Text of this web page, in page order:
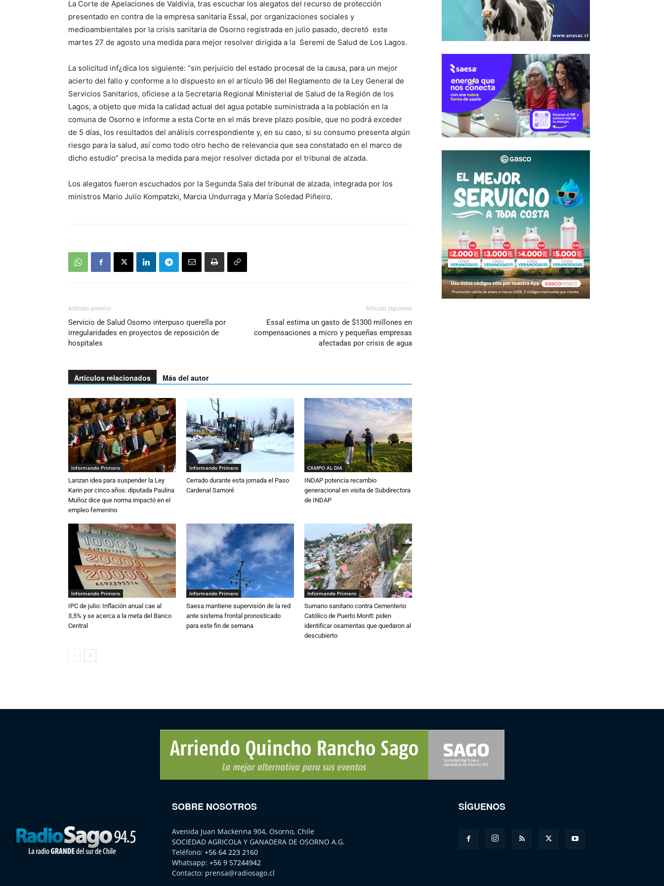
La Corte de Apelaciones de Valdivia, tras escuchar los alegatos del recurso de protección
presentado en contra de la empresa sanitaria Essal, por organizaciones sociales y
medioambientales por la crisis sanitaria de Osorno registrada en julio pasado, decretó este
martes 27 de agosto una medida para mejor resolver dirigida a la Seremi de Salud de Los Lagos.
La solicitud inf¿dica los siguiente: “sin perjuicio del estado procesal de la causa, para un mejor
acierto del fallo y conforme a lo dispuesto en el artículo 96 del Reglamento de la Ley General de
Servicios Sanitarios, ofíciese a la Secretaria Regional Ministerial de Salud de la Región de los
Lagos, a objeto que mida la calidad actual del agua potable suministrada a la población en la
comuna de Osorno e informe a esta Corte en el más breve plazo posible, que no podrá exceder
de 5 días, los resultados del análisis correspondiente y, en su caso, si su consumo presenta algún
riesgo para la salud, así como todo otro hecho de relevancia que sea constatado en el marco de
dicho estudio” precisa la medida para mejor resolver dictada por el tribunal de alzada.
Los alegatos fueron escuchados por la Segunda Sala del tribunal de alzada, integrada por los
ministros Mario Julio Kompatzki, Marcia Undurraga y María Soledad Piñeiro.
Artículo anterior
Servicio de Salud Osorno interpuso querella por
irregularidades en proyectos de reposición de
hospitales
Artículo siguiente
Essal estima un gasto de $1300 millones en
compensaciones a micro y pequeñas empresas
afectadas por crisis de agua
Artículos relacionados Más del autor
Informando Primero
Lanzan idea para suspender la Ley
Karin por cinco años: diputada Paulina
Muñoz dice que norma impactó en el
empleo femenino
Informando Primero
Cerrado durante esta jornada el Paso
Cardenal Samoré
CAMPO AL DIA
INDAP potencia recambio
generacional en visita de Subdirectora
de INDAP
Informando Primero
IPC de julio: Inflación anual cae al
3,5% y se acerca a la meta del Banco
Central
Informando Primero
Saesa mantiene supervisión de la red
ante sistema frontal pronosticado
para este fin de semana
Informando Primero
Sumario sanitario contra Cementerio
Católico de Puerto Montt: piden
identificar osamentas que quedaron al
descubierto
SOBRE NOSOTROS
Avenida Juan Mackenna 904, Osorno, Chile
SOCIEDAD AGRICOLA Y GANADERA DE OSORNO A.G.
Teléfono: +56 64 223 2160
Whatsapp: +56 9 57244942
Contacto: prensa@radiosago.cl
SÍGUENOS